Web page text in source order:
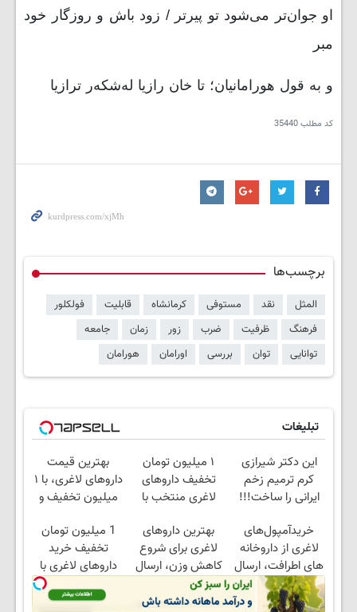
او جوان‌تر می‌شود تو پیرتر / زود باش و روزگار خود
مبر
و به قول هورامانیان؛ تا خان رازیا له‌شکه‌ر ترازیا
کد مطلب35440
برچسب‌ها
المثل نقد مستوفی کرمانشاه قابلیت
فولکلور
فرهنگ
ظرفیت ضرب زور زمان
جامعه
توانایی
توان بررسی اورامان هورامان
تبلیغات
این دکتر شیرازی
کرم ترمیم زخم
ایرانی را ساخت!!!
۱ میلیون تومان
تخفیف داروهای
لاغری منتخب با
نزدیکت
بهترین قیمت
داروهای لاغری، با ۱
میلیون تخفیف و
خریدآمپول‌های
لاغری از داروخانه
های اطرافت، ارسال
فوری همراه با پک
یخ!
بهترین داروهای
لاغری برای شروع
کاهش وزن، ارسال
از داروخانه های
نزدیکت!
1 میلیون تومان
تخفیف خرید
داروهای لاغری با
ارسال از داروخانه و
پک یخ!